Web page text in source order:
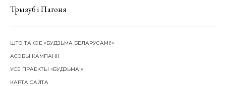
Трызуб і Пагоня
ШТО ТАКОЕ «БУДЗЬМА БЕЛАРУСАМІ!»
АСОБЫ КАМПАНІІ
УСЕ ПРАЕКТЫ «БУДЗЬМА!»
КАРТА САЙТА